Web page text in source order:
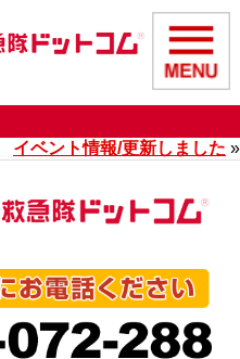
イベント情報/更新しました »